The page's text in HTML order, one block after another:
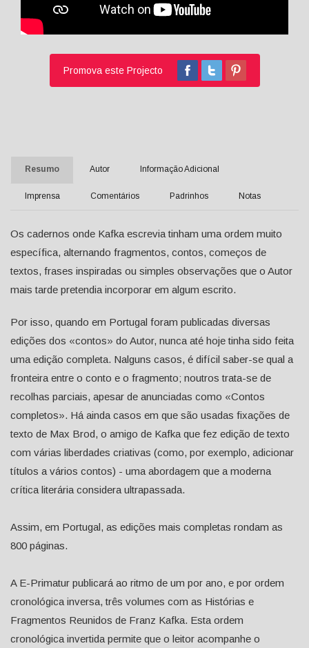
Promova este Projecto
Resumo Autor Informação Adicional
Imprensa Comentários Padrinhos Notas
Os cadernos onde Kafka escrevia tinham uma ordem muito
específica, alternando fragmentos, contos, começos de
textos, frases inspiradas ou simples observações que o Autor
mais tarde pretendia incorporar em algum escrito.
Por isso, quando em Portugal foram publicadas diversas
edições dos «contos» do Autor, nunca até hoje tinha sido feita
uma edição completa. Nalguns casos, é difícil saber-se qual a
fronteira entre o conto e o fragmento; noutros trata-se de
recolhas parciais, apesar de anunciadas como «Contos
completos». Há ainda casos em que são usadas fixações de
texto de Max Brod, o amigo de Kafka que fez edição de texto
com várias liberdades criativas (como, por exemplo, adicionar
títulos a vários contos) - uma abordagem que a moderna
crítica literária considera ultrapassada.
Assim, em Portugal, as edições mais completas rondam as
800 páginas.
A E-Primatur publicará ao ritmo de um por ano, e por ordem
cronológica inversa, três volumes com as Histórias e
Fragmentos Reunidos de Franz Kafka. Esta ordem
cronológica invertida permite que o leitor acompanhe o